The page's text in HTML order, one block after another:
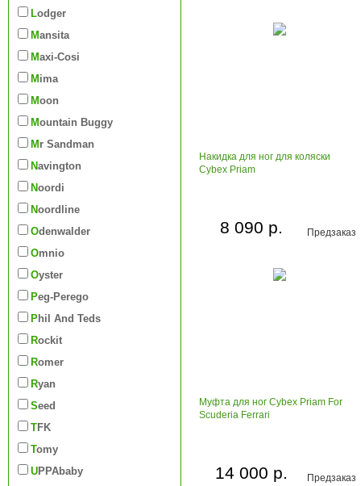
Lodger
Mansita
Maxi-Cosi
Mima
Moon
Mountain Buggy
Mr Sandman
Navington
Noordi
Noordline
Odenwalder
Omnio
Oyster
Peg-Perego
Phil And Teds
Rockit
Romer
Ryan
Seed
TFK
Tomy
UPPAbaby
Накидка для ног для коляски
Cybex Priam
Предзаказ
8 090 р.
Муфта для ног Cybex Priam For
Scuderia Ferrari
Предзаказ
14 000 р.